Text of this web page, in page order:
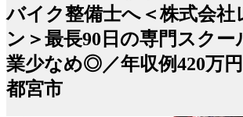
バイク整備士へ＜株式会社
ン＞最長90日の専門スクー
業少なめ◎／年収例420万
都宮市